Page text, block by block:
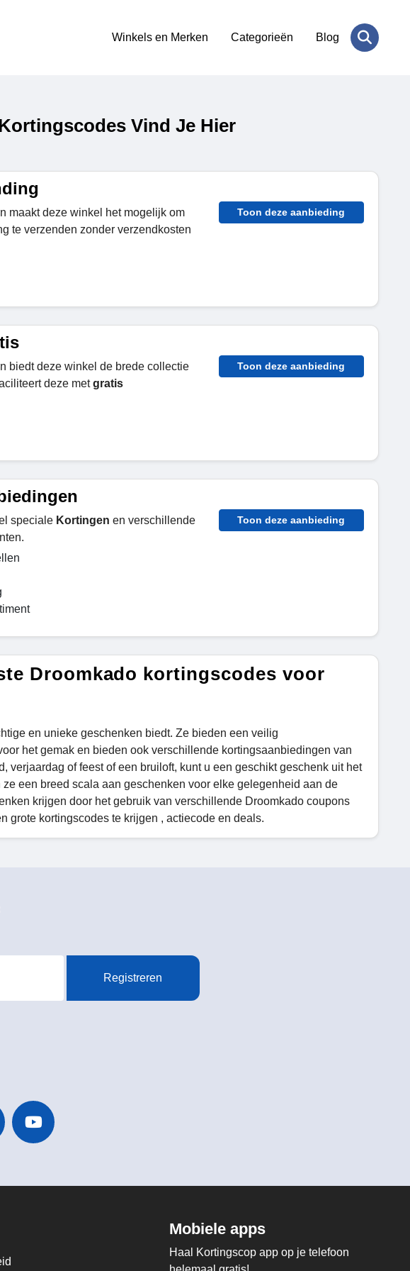
Winkels en Merken Categorieën Blog
Vind Je Hier
maakt deze winkel het mogelijk om
te verzenden zonder verzendkosten
Toon deze aanbieding
biedt deze winkel de brede collectie
deze metgratis
Toon deze aanbieding
specialeKortingen en verschillende
Toon deze aanbieding
Droomkado kortingscodes voor
en unieke geschenken biedt. Ze bieden een veilig
het gemak en bieden ook verschillende kortingsaanbiedingen van
verjaardag of feest of een bruiloft, kunt u een geschikt geschenk uit het
een breed scala aan geschenken voor elke gelegenheid aan de
krijgen door het gebruik van verschillende Droomkado coupons
grote kortingscodes te krijgen , actiecode en deals.
Registreren
Mobiele apps
Haal Kortingscop app op je telefoon